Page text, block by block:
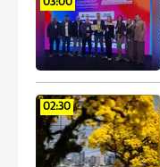
03:00
02:30